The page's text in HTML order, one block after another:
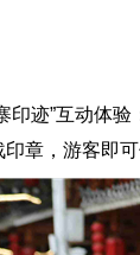
迹”互动体验
章，游客即可